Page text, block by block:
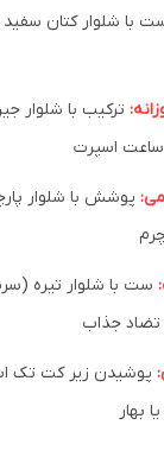
با شلوار کتان سفید
ترکیب با شلوار
اسپرت
پوشش با شلوار
ست با شلوار تیره
تضاد جذاب
پوشیدن زیر کت تک
بهار